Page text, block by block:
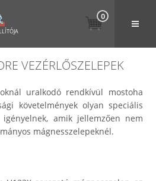
0
VEZÉRLŐSZELEPEK
uralkodó rendkívül mostoha
követelmények olyan speciális
igényelnek, amik jellemzően nem
mágnesszelepeknél.